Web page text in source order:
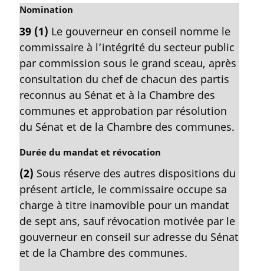
N
t
e
m
a
g
i
n
l
:
Nomination
39 (1) Le gouverneur en conseil nomme le
commissaire à l’intégrité du secteur public
par commission sous le grand sceau, après
consultation du chef de chacun des partis
reconnus au Sénat et à la Chambre des
communes et approbation par résolution
du Sénat et de la Chambre des communes.
N
t
e
m
a
g
i
Durée du mandat et révocation
(2) Sous réserve des autres dispositions du
présent article, le commissaire occupe sa
charge à titre inamovible pour un mandat
de sept ans, sauf révocation motivée par le
gouverneur en conseil sur adresse du Sénat
et de la Chambre des communes.